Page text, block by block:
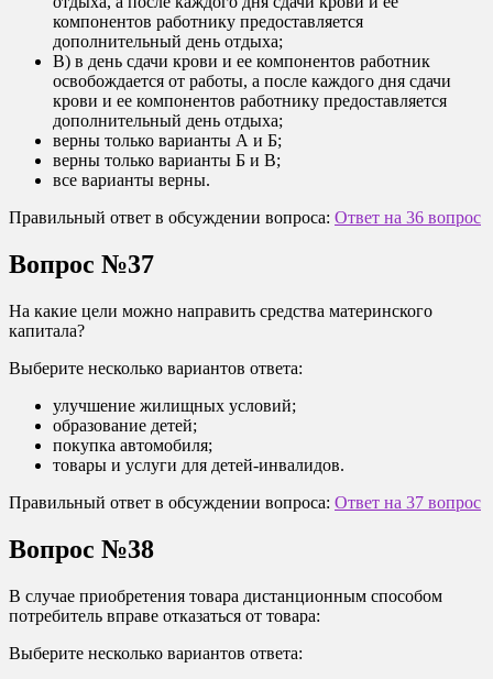
компонентов работнику предоставляется
дополнительный день отдыха;
В) в день сдачи крови и ее компонентов работник
освобождается от работы, а после каждого дня сдачи
крови и ее компонентов работнику предоставляется
дополнительный день отдыха;
верны только варианты А и Б;
верны только варианты Б и В;
все варианты верны.
Правильный ответ в обсуждении вопроса: Ответ на 36 вопрос
Вопрос №37
На какие цели можно направить средства материнского
капитала?
Выберите несколько вариантов ответа:
улучшение жилищных условий;
образование детей;
покупка автомобиля;
товары и услуги для детей-инвалидов.
Правильный ответ в обсуждении вопроса: Ответ на 37 вопрос
Вопрос №38
В случае приобретения товара дистанционным способом
потребитель вправе отказаться от товара:
Выберите несколько вариантов ответа: